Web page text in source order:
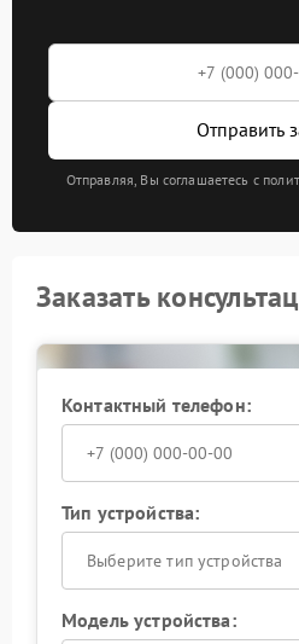
Отправить
Отправляя, Вы соглашаетесь с
Заказать
Контактный телефон:
Тип устройства:
Выберите тип устройства
Модель устройства: